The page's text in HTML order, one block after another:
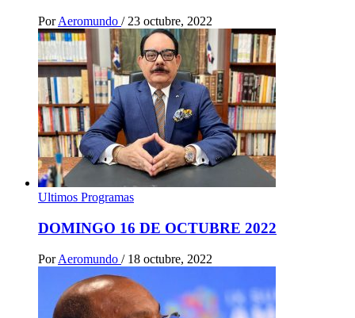
Por Aeromundo / 23 octubre, 2022
Ultimos Programas
DOMINGO 16 DE OCTUBRE 2022
Por Aeromundo / 18 octubre, 2022